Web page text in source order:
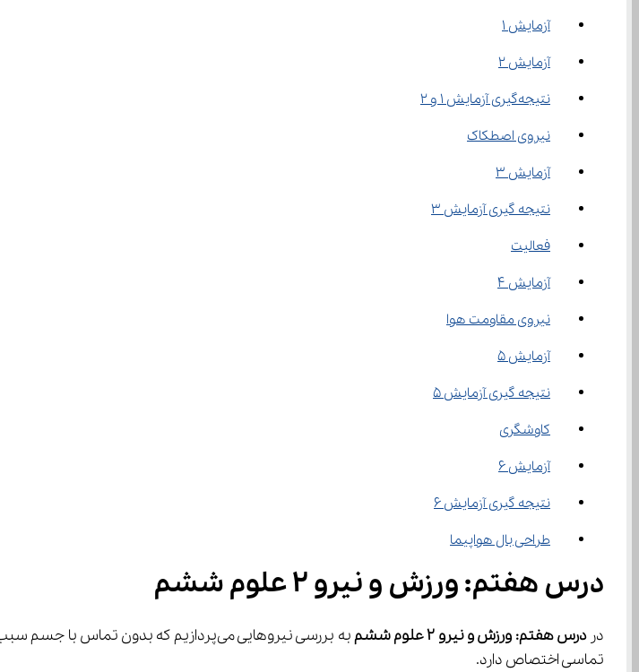
آزمایش 1
آزمایش ۲
نتیجه‌گیری آزمایش 1 و ۲
نیروی اصطکاک
آزمایش 3
نتیجه گیری آزمایش 3
فعالیت
آزمایش 4
نیروی مقاومت هوا
آزمایش 5
نتیجه گیری آزمایش 5
کاوشگری
آزمایش 6
نتیجه گیری آزمایش 6
طراحی بال هواپیما
درس هفتم: ورزش و نیرو ۲ علوم ششم
در درس هفتم: ورزش و نیرو ۲ علوم ششم به بررسی نیروهایی می‌پردازیم که بدون تماس با جسم سبب ایجاد تغییر در آن می‌شوند. مبحث
تماسی اختصاص دارد.